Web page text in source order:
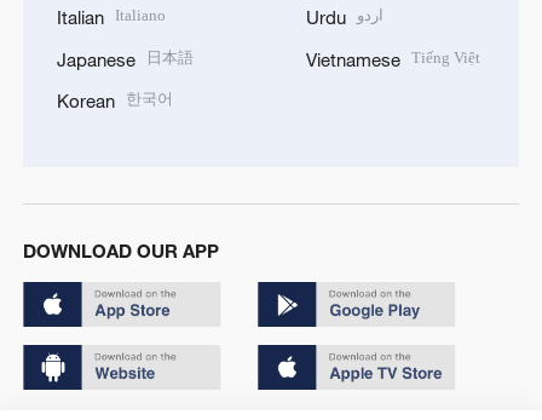
Italian Italiano
Japanese 日本語
Korean 한국어
Urdu اردو
Vietnamese Tiếng Việt
DOWNLOAD OUR APP